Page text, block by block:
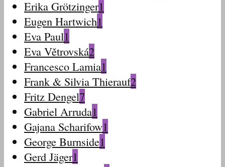
Erika Grötzinger1
Eugen Hartwich1
Eva Paul1
Eva Větrovská2
Francesco Lamia1
Frank & Silvia Thierauf2
Fritz Dengel7
Gabriel Arruda1
Gajana Scharifow1
George Burnside1
Gerd Jäger1